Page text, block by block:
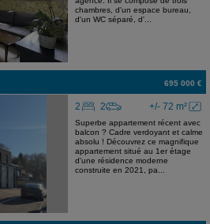
chambres, d'un espace bureau,
d'un WC séparé, d'...
695 000 €
+/- 72 m²
2 2
Superbe appartement récent avec
balcon ? Cadre verdoyant et calme
absolu ! Découvrez ce magnifique
appartement situé au 1er étage
d'une résidence moderne
construite en 2021, pa...